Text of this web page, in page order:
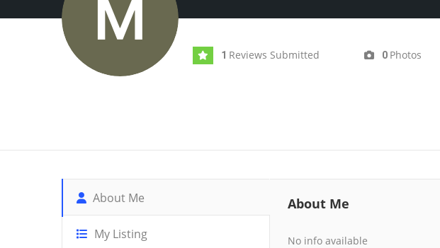
1 Reviews Submitted 0 Photos
About Me
My Listing
About Me
No info available